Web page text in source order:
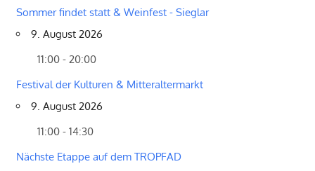
Sommer findet statt & Weinfest - Sieglar
9. August 2026
11:00 - 20:00
Festival der Kulturen & Mitteraltermarkt
9. August 2026
11:00 - 14:30
Nächste Etappe auf dem TROPFAD